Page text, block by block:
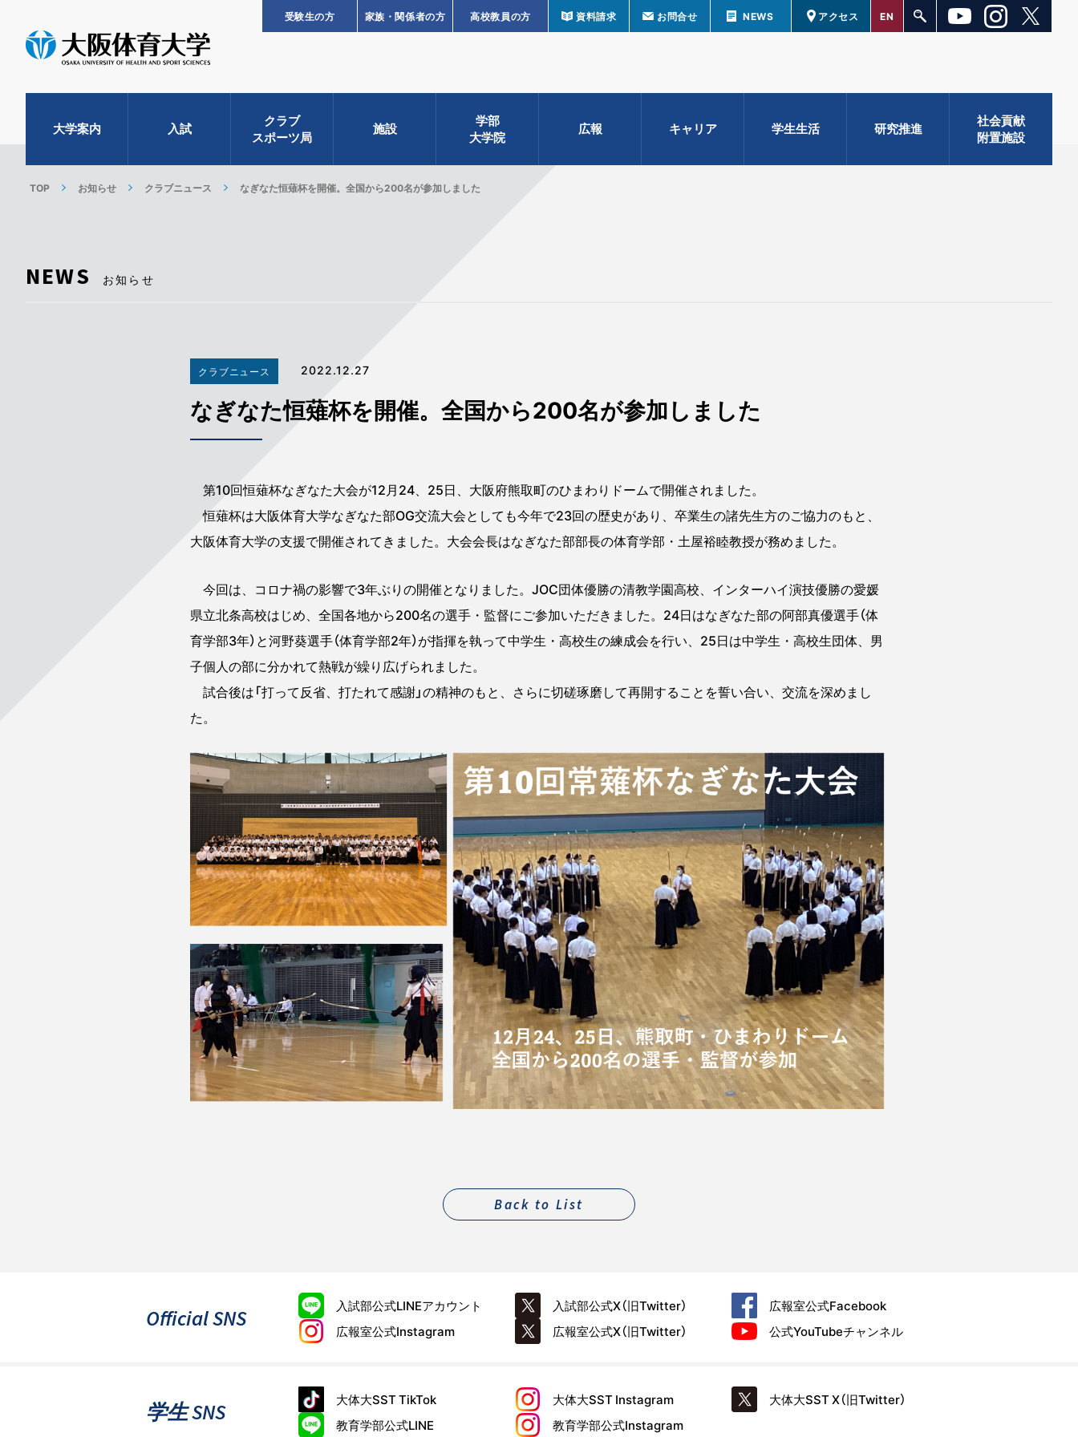
受験生の方 家族・関係者の方 高校教員の方 資料請求 お問合せ NEWS アクセス EN
大学案内 入試
クラブ
スポーツ局
施設
学部
大学院
広報 キャリア 学生生活 研究推進
社会貢献
附置施設
TOP お知らせ クラブニュース なぎなた恒薙杯を開催。全国から200名が参加しました
NEWS お知らせ
クラブニュース 2022.12.27
なぎなた恒薙杯を開催。全国から200名が参加しました
第10回恒薙杯なぎなた大会が12月24、25日、大阪府熊取町のひまわりドームで開催されました。
恒薙杯は大阪体育大学なぎなた部OG交流大会としても今年で23回の歴史があり、卒業生の諸先生方のご協力のもと、
大阪体育大学の支援で開催されてきました。大会会長はなぎなた部部長の体育学部・土屋裕睦教授が務めました。
今回は、コロナ禍の影響で3年ぶりの開催となりました。JOC団体優勝の清教学園高校、インターハイ演技優勝の愛媛
県立北条高校はじめ、全国各地から200名の選手・監督にご参加いただきました。24日はなぎなた部の阿部真優選手（体
育学部3年）と河野葵選手（体育学部2年）が指揮を執って中学生・高校生の練成会を行い、25日は中学生・高校生団体、男
子個人の部に分かれて熱戦が繰り広げられました。
試合後は「打って反省、打たれて感謝」の精神のもと、さらに切磋琢磨して再開することを誓い合い、交流を深めまし
た。
Back to List
Official SNS 入試部公式LINEアカウント 入試部公式X（旧Twitter） 広報室公式Facebook
広報室公式Instagram 広報室公式X（旧Twitter） 公式YouTubeチャンネル
学生 SNS 大体大SSTTikTok 大体大SST Instagram 大体大SSTX（旧Twitter）
教育学部公式LINE 教育学部公式Instagram